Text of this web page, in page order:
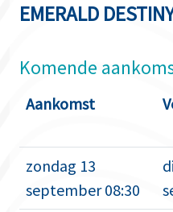
EMERALD
Komende
Aankomst
zondag 13
september 08:30